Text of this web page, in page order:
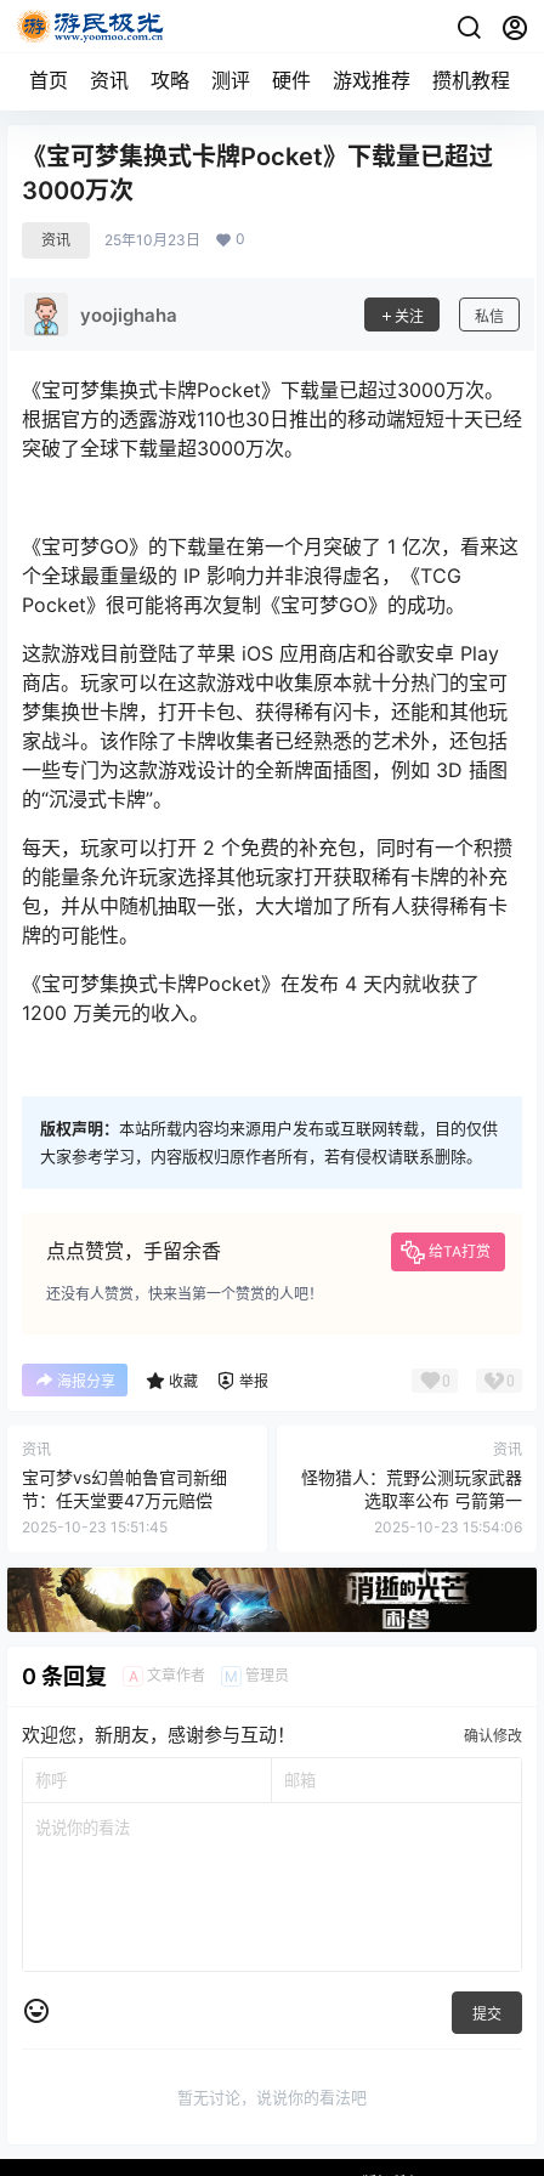
首页 资讯 攻略 测评 硬件 游戏推荐 攒机教程
《宝可梦集换式卡牌Pocket》下载量已超过
3000万次
资讯 25年10月23日 0
yoojighaha 关注 私信
《宝可梦集换式卡牌Pocket》下载量已超过3000万次。
根据官方的透露游戏110也30日推出的移动端短短十天已经
突破了全球下载量超3000万次。
《宝可梦GO》的下载量在第一个月突破了 1 亿次，看来这
个全球最重量级的 IP 影响力并非浪得虚名，《TCG
Pocket》很可能将再次复制《宝可梦GO》的成功。
这款游戏目前登陆了苹果 iOS 应用商店和谷歌安卓 Play
商店。玩家可以在这款游戏中收集原本就十分热门的宝可
梦集换世卡牌，打开卡包、获得稀有闪卡，还能和其他玩
家战斗。该作除了卡牌收集者已经熟悉的艺术外，还包括
一些专门为这款游戏设计的全新牌面插图，例如 3D 插图
的“沉浸式卡牌”。
每天，玩家可以打开 2 个免费的补充包，同时有一个积攒
的能量条允许玩家选择其他玩家打开获取稀有卡牌的补充
包，并从中随机抽取一张，大大增加了所有人获得稀有卡
牌的可能性。
《宝可梦集换式卡牌Pocket》在发布 4 天内就收获了
1200 万美元的收入。
版权声明： 本站所载内容均来源用户发布或互联网转载，目的仅供
大家参考学习，内容版权归原作者所有，若有侵权请联系删除。
点点赞赏，手留余香 给TA打赏
还没有人赞赏，快来当第一个赞赏的人吧！
海报分享 收藏 举报 0 0
资讯
宝可梦vs幻兽帕鲁官司新细
节：任天堂要47万元赔偿
2025-10-23 15:51:45
资讯
怪物猎人：荒野公测玩家武器
选取率公布 弓箭第一
2025-10-23 15:54:06
0 条回复 A 文章作者 M 管理员
欢迎您，新朋友，感谢参与互动！ 确认修改
提交
暂无讨论，说说你的看法吧